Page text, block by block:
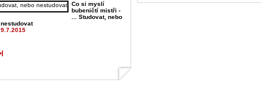
Co si myslí
bubeničtí mistři -
... Studovat, nebo
nestudovat
9.7.2015